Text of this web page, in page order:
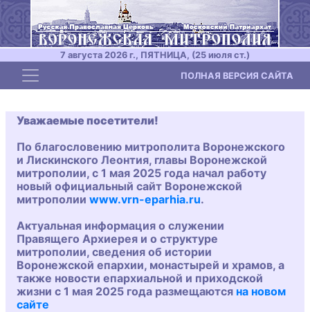
7 августа 2026 г., ПЯТНИЦА, (25 июля ст.)
Toggle navigation ПОЛНАЯ ВЕРСИЯ САЙТА
Уважаемые посетители!
По благословению митрополита Воронежского
и Лискинского Леонтия, главы Воронежской
митрополии, с 1 мая 2025 года начал работу
новый официальный сайт Воронежской
митрополии www.vrn-eparhia.ru.
Актуальная информация о служении
Правящего Архиерея и о структуре
митрополии, сведения об истории
Воронежской епархии, монастырей и храмов, а
также новости епархиальной и приходской
жизни с 1 мая 2025 года размещаются на новом
сайте